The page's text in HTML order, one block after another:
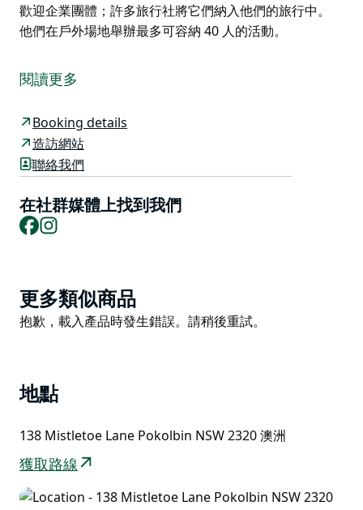
歡迎企業團體；許多旅行社將它們納入他們的旅行中。
他們在戶外場地舉辦最多可容納 40 人的活動。
的 Nicita 莊園內——波高爾賓市中心的一個仍在運作的
葡萄園。坐落在藤蔓之中，可以欣賞到各個方向的景色，
的寧靜。
他們邀請您加入他們的廚房，倒滿杯子，與朋友聊天，學
習新知識，然後圍坐在桌子旁共享一頓飯。
您可以自己來，也可以帶一群朋友或同事，與他們一起準
備由當地時令食材製成的傳統義大利美食。從兩小時的大
他們在戶外場地舉辦最多可容納 40 人的活動。
閱讀更多
Booking details
造訪網站
聯絡我們
在社群媒體上找到我們
Facebook
Product
List
更多類似商品
Product
抱歉，載入產品時發生錯誤。請稍後重試。
地點
138 Mistletoe Lane Pokolbin NSW 2320 澳洲
獲取路線